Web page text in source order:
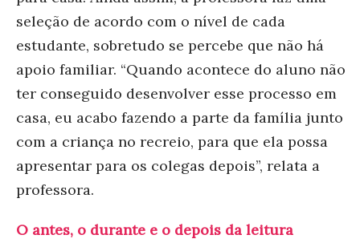
seleção de acordo com o nível de cada
estudante, sobretudo se percebe que não há
apoio familiar. “Quando acontece do aluno não
ter conseguido desenvolver esse processo em
casa, eu acabo fazendo a parte da família junto
com a criança no recreio, para que ela possa
apresentar para os colegas depois”, relata a
professora.
O antes, o durante e o depois da leitura